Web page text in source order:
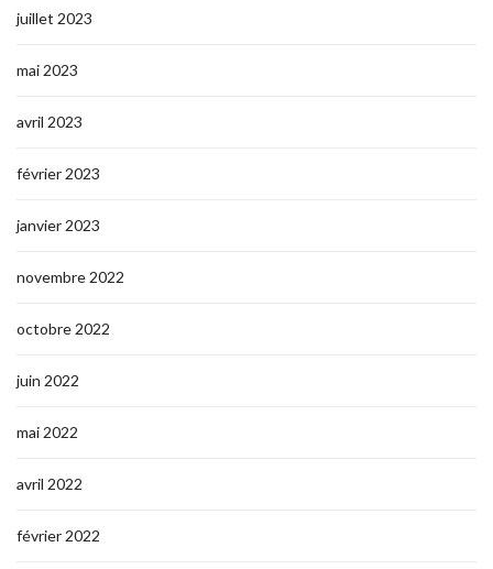
juillet 2023
mai 2023
avril 2023
février 2023
janvier 2023
novembre 2022
octobre 2022
juin 2022
mai 2022
avril 2022
février 2022